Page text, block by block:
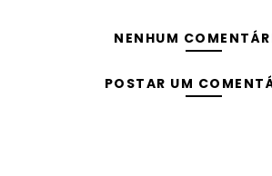
NENHUM
POSTAR UM